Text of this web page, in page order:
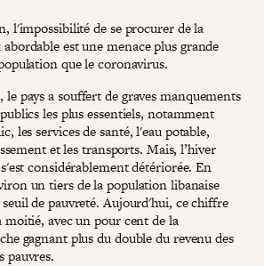
l'impossibilité de se procurer de la
est une menace plus grande
que le coronavirus.
le pays a souffert de graves manquements
les plus essentiels, notamment
les services de santé, l'eau potable,
et les transports. Mais, l’hiver
considérablement détériorée. En
un tiers de la population libanaise
de pauvreté. Aujourd'hui, ce chiffre
moitié, avec un pour cent de la
gagnant plus du double du revenu des
pauvres.